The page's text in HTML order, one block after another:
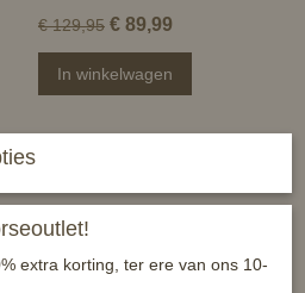
€ 129,95 € 89,99
In winkelwagen
extra korting, ter ere van ons 10-